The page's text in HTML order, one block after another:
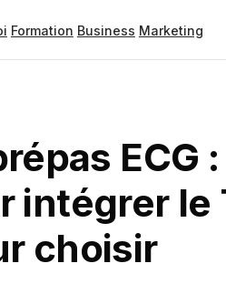
Formation Business Marketing
ECG :
intégrer le
choisir